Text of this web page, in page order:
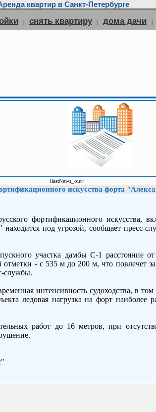
квартир в Санкт-Петербурге
| снять квартиру | дома дачи |
{lastNews_out}
искусства форта
фортификационного искусства,
под угрозой, сообщает пресс-
участка дамбы С-1 расстояние
отметки - с 535 м до 200 м, что повлечет
службы.
интенсивность судоходства, в
ледовая нагрузка на форт наиболее
работ до 16 метров, при